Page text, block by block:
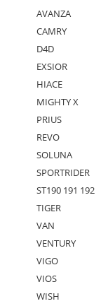
AVANZA
CAMRY
D4D
EXSIOR
HIACE
MIGHTY X
PRIUS
REVO
SOLUNA
SPORTRIDER
ST190 191 192
TIGER
VAN
VENTURY
VIGO
VIOS
WISH